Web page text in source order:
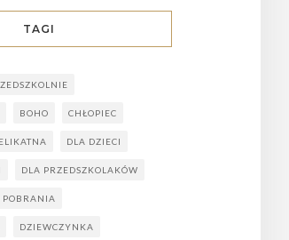
TAGI
BOHO CHŁOPIEC
DLA DZIECI
DLA PRZEDSZKOLAKÓW
POBRANIA
DZIEWCZYNKA